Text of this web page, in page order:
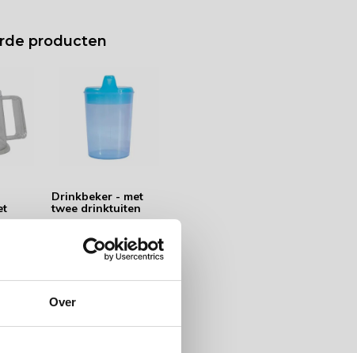
Over
producten
Drinkbeker - met
twee drinktuiten
Bestel op werkdagen
voorraad in winkel)